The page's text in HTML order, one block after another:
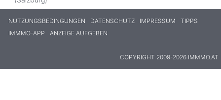
NUTZUNGSBEDINGUNGEN DATENSCHUTZ IMPRESSUM
TIPPS
IMMMO-APP
ANZEIGE AUFGEBEN
COPYRIGHT 2009-2026 IMMMO.AT